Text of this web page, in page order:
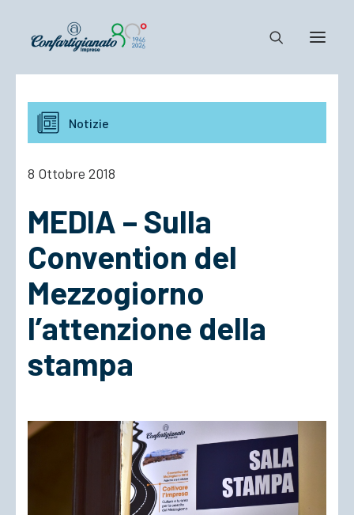
Notizie e Documenti
Confartigianato
Cosa Facciamo
Notizie
8 Ottobre 2018
MEDIA – Sulla
Convention del
Mezzogiorno
l’attenzione della
stampa